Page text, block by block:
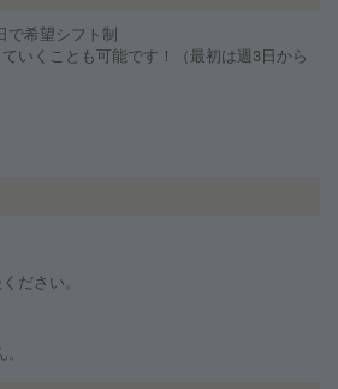
で希望シフト制
いくことも可能です！（最初は週3日から
ださい。